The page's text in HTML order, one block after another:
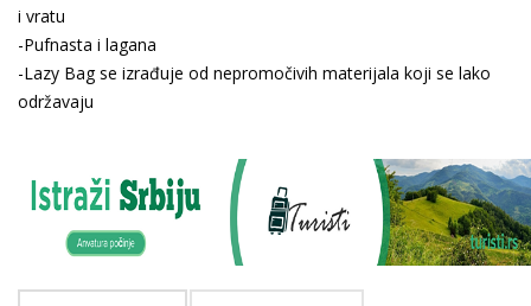
i vratu
-Pufnasta i lagana
-Lazy Bag se izrađuje od nepromočivih materijala koji se lako
održavaju